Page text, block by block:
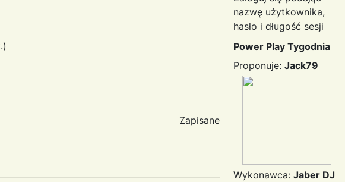
Zapisane
nazwę użytkownika,
hasło i długość sesji
Power Play Tygodnia
Proponuje: Jack79
Wykonawca: Jaber DJ